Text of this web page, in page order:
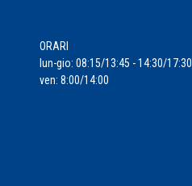
ORARI
lun-gio: 08:15/13:45 - 14:30/17:30
ven: 8:00/14:00